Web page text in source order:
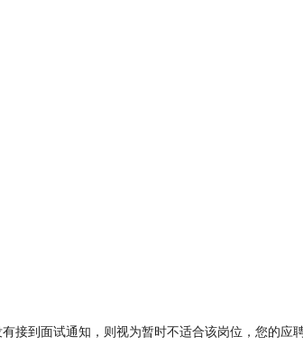
接到面试通知，则视为暂时不适合该岗位，您的应